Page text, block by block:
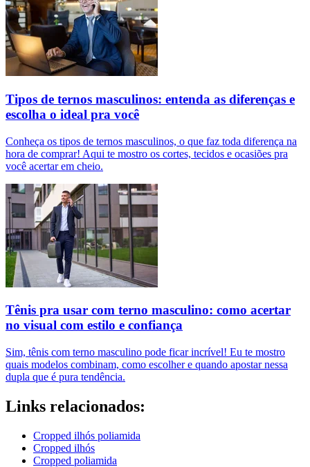
Tipos de ternos masculinos: entenda as diferenças e
escolha o ideal pra você
Conheça os tipos de ternos masculinos, o que faz toda diferença na
hora de comprar! Aqui te mostro os cortes, tecidos e ocasiões pra
você acertar em cheio.
Tênis pra usar com terno masculino: como acertar
no visual com estilo e confiança
Sim, tênis com terno masculino pode ficar incrível! Eu te mostro
quais modelos combinam, como escolher e quando apostar nessa
dupla que é pura tendência.
Links relacionados:
Cropped ilhós poliamida
Cropped ilhós
Cropped poliamida